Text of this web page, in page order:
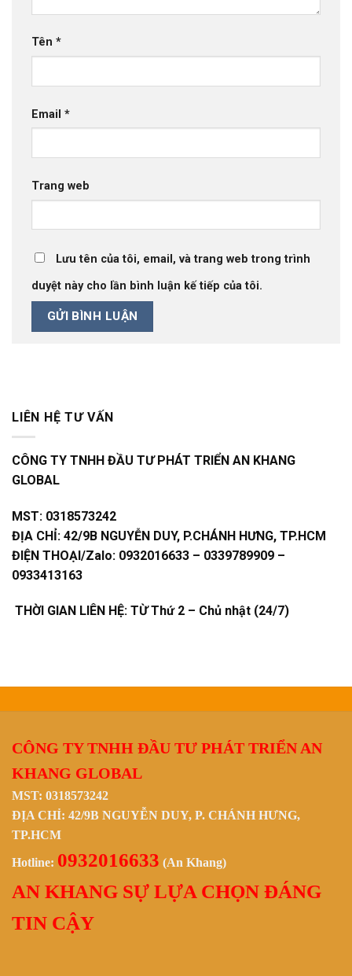
Tên *
Email *
Trang web
Lưu tên của tôi, email, và trang web trong trình
duyệt này cho lần bình luận kế tiếp của tôi.
LIÊN HỆ TƯ VẤN
CÔNG TY TNHH ĐẦU TƯ PHÁT TRIỂN AN KHANG
GLOBAL
MST: 0318573242
ĐỊA CHỈ: 42/9B NGUYỄN DUY, P.CHÁNH HƯNG, TP.HCM
ĐIỆN THOẠI/Zalo: 0932016633 – 0339789909 –
0933413163
THỜI GIAN LIÊN HỆ: TỪ Thứ 2 – Chủ nhật (24/7)
CÔNG TY TNHH ĐẦU TƯ PHÁT TRIỂN AN
KHANG GLOBAL
MST: 0318573242
ĐỊA CHỈ: 42/9B NGUYỄN DUY, P. CHÁNH HƯNG,
TP.HCM
Hotline: 0932016633 (An Khang)
AN KHANG SỰ LỰA CHỌN ĐÁNG
TIN CẬY